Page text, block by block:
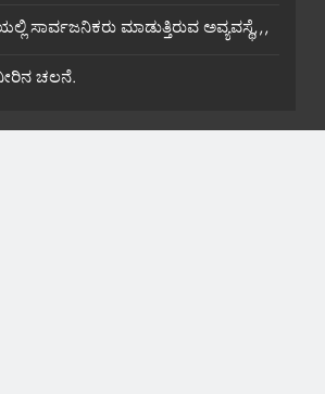
ಸಾರ್ವಜನಿಕರು ಮಾಡುತ್ತಿರುವ ಅವ್ಯವಸ್ಥೆ,,,
ಚಲನೆ.